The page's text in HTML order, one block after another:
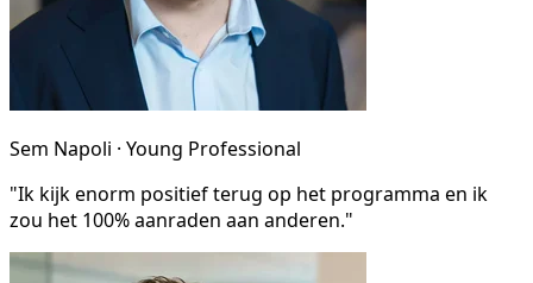
Sem Napoli · Young Professional
"Ik kijk enorm positief terug op het programma en ik
zou het 100% aanraden aan anderen."